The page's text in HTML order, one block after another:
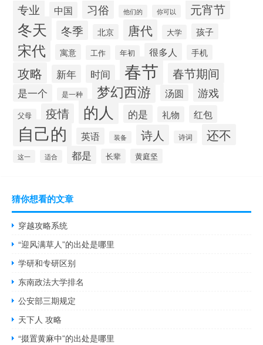
专业 中国 习俗 他们的 你可以 元宵节
冬天 冬季 北京 唐代 大学 孩子
宋代 寓意 工作 年初 很多人 手机
攻略 新年 时间 春节 春节期间
是一个 是一种 梦幻西游 汤圆 游戏
父母 疫情 的人 的是 礼物 红包
自己的 英语 装备 诗人 诗词 还不
这一 适合 都是 长辈 黄庭坚
猜你想看的文章
穿越攻略系统
“迎风满草人”的出处是哪里
学研和专研区别
东南政法大学排名
公安部三期规定
天下人 攻略
“掇置黄麻中”的出处是哪里